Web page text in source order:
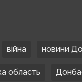
війна новини
область